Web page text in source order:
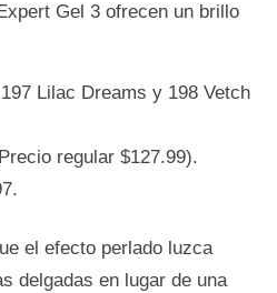
Gel 3 ofrecen un brillo
197 Lilac Dreams y 198 Vetch
regular $127.99).
el efecto perlado luzca
delgadas en lugar de una